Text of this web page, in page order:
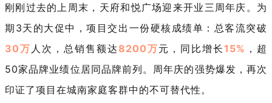
刚刚过去的上周末，天府和悦广场迎来开业三周年庆。为
期 3天的大促中，项目交出一份硬核成绩单：总客流突破
30万 人次，总销售额达 8200万元，同比增长15% ，超
50家品牌业绩位居同品牌前列。周年庆的强势爆发，再次
印证了项目在城南家庭客群中的不可替代性。